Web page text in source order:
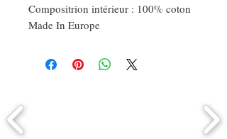
Compositrion intérieur : 100% coton
Made In Europe